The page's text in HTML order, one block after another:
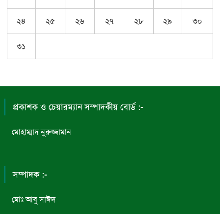
২৪ ২৫ ২৬ ২৭ ২৮ ২৯ ৩০
৩১
প্রকাশক ও চেয়ারম্যান সম্পাদকীয় বোর্ড :-
মোহাম্মাদ নুরুজ্জামান
সম্পাদক :-
মোঃ আবু সাঈদ